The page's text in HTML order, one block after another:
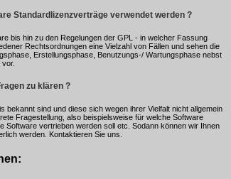
Standardlizenzverträge verwendet werden ?
bis hin zu den Regelungen der GPL - in welcher Fassung
Rechtsordnungen eine Vielzahl von Fällen und sehen die
Erstellungsphase, Benutzungs-/ Wartungsphase nebst
zu klären ?
bekannt sind und diese sich wegen ihrer Vielfalt nicht allgemein
Fragestellung, also beispielsweise für welche Software
Software vertrieben werden soll etc. Sodann können wir Ihnen
werden. Kontaktieren Sie uns.